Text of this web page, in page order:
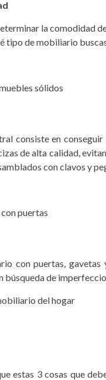
la comodidad
tipo de mobiliario
consiste en
de alta calidad,
con clavos y
con puertas,
búsqueda de
estas 3 cosas que